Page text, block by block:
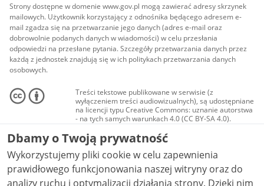
Strony dostępne w domenie www.gov.pl mogą zawierać adresy skrzynek
mailowych. Użytkownik korzystający z odnośnika będącego adresem e-
mail zgadza się na przetwarzanie jego danych (adres e-mail oraz
dobrowolnie podanych danych w wiadomości) w celu przesłania
odpowiedzi na przesłane pytania. Szczegóły przetwarzania danych przez
każdą z jednostek znajdują się w ich politykach przetwarzania danych
osobowych.
Treści tekstowe publikowane w serwisie (z
wyłączeniem treści audiowizualnych), są udostępniane
na licencji typu Creative Commons: uznanie autorstwa
- na tych samych warunkach 4.0 (CC BY-SA 4.0).
Materiały audiowizualne, w tym zdjęcia, materiały
audio i wideo, są udostępniane na licencji typu
Creative Commons: uznanie autorstwa użycie
niekomercyjne - bez utworów zależnych 4.0 (CC BY-
NC-ND 4.0), o ile nie jest to stwierdzone inaczej.
Dbamy o Twoją prywatność
Wykorzystujemy pliki cookie w celu zapewnienia
prawidłowego funkcjonowania naszej witryny oraz do
analizy ruchu i optymalizacji działania strony. Dzięki nim